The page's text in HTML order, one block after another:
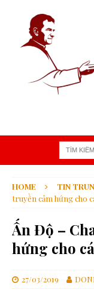
HOME TIN
truyền cảm hứng cho
Ấn Độ –
hứng cho
27/03/2019